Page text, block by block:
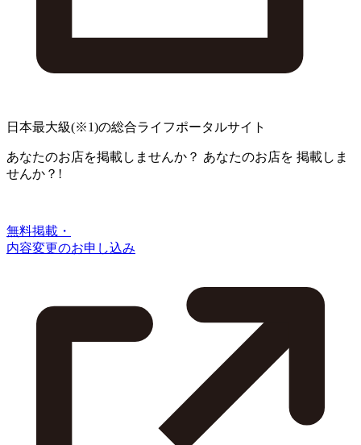
日本最大級(※1)の総合ライフポータルサイト
あなたのお店を掲載しませんか？ あなたのお店を 掲載しま
せんか？!
無料掲載・
内容変更のお申し込み